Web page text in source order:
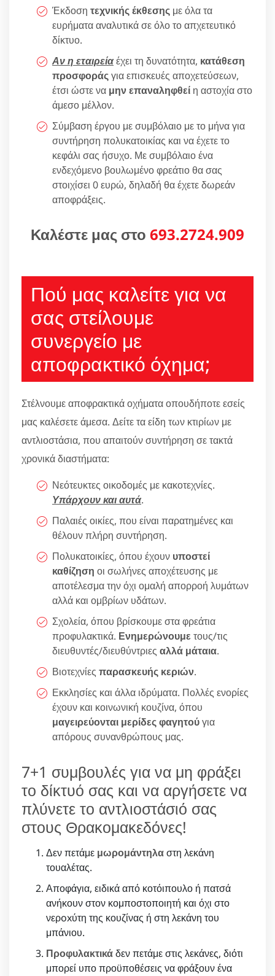
Έκδοση τεχνικής έκθεσης με όλα τα
ευρήματα αναλυτικά σε όλο το απχετευτικό
δίκτυο.
Αν η εταιρείαέχει τη δυνατότητα, κατάθεση
προσφοράςγια επισκευές αποχετεύσεων,
έτσι ώστε να μην επαναληφθεί η αστοχία στο
άμεσο μέλλον.
Σύμβαση έργου με συμβόλαιο με το μήνα για
συντήρηση πολυκατοικίας και να έχετε το
κεφάλι σας ήσυχο. Με συμβόλαιο ένα
ενδεχόμενο βουλωμένο φρεάτιο θα σας
στοιχίσει 0 ευρώ, δηλαδή θα έχετε δωρεάν
αποφράξεις.
Καλέστε μας στο 693.2724.909
Πού μας καλείτε για να
σας στείλουμε
συνεργείο με
αποφρακτικό όχημα;
Στέλνουμε αποφρακτικά οχήματα οπουδήποτε εσείς
μας καλέσετε άμεσα. Δείτε τα είδη των κτιρίων με
αντλιοστάσια, που απαιτούν συντήρηση σε τακτά
χρονικά διαστήματα:
Νεότευκτες οικοδομές με κακοτεχνίες.
Υπάρχουν και αυτά.
Παλαιές οικίες, που είναι παρατημένες και
θέλουν πλήρη συντήρηση.
Πολυκατοικίες, όπου έχουν υποστεί
καθίζηση οι σωλήνες αποχέτευσης με
αποτέλεσμα την όχι ομαλή απορροή λυμάτων
αλλά και ομβρίων υδάτων.
Σχολεία, όπου βρίσκουμε στα φρεάτια
προφυλακτικά. Ενημερώνουμε τους/τις
διευθυντές/διευθύντριες αλλά μάταια.
Βιοτεχνίες παρασκευής κεριών.
Εκκλησίες και άλλα ιδρύματα. Πολλές ενορίες
έχουν και κοινωνική κουζίνα, όπου
μαγειρεύονται μερίδες φαγητούγια
απόρους συνανθρώπους μας.
7+1 συμβουλές για να μη φράξει
το δίκτυό σας και να αργήσετε να
πλύνετε το αντλιοστάσιό σας
στους Θρακομακεδόνες!
Δεν πετάμε μωρομάντηλαστη λεκάνη
τουαλέτας.
Αποφάγια, ειδικά από κοτόιπουλο ή πατσά
ανήκουν στον κομποστοποιητή και όχι στο
νερoxύτη της κουζίνας ή στη λεκάνη του
μπάνιου.
Προφυλακτικάδεν πετάμε στις λεκάνες, διότι
μπορεί υπο προϋποθέσεις να φράξουν ένα